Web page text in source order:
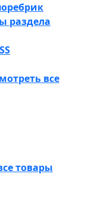
раздела
все
товары